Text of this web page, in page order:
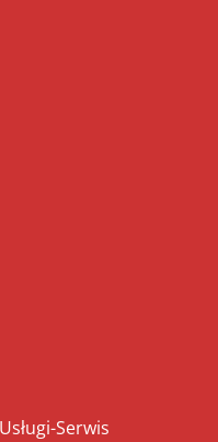
Serwis